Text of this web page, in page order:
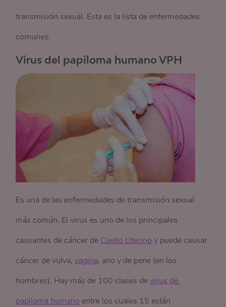
transmisión sexual. Esta es la lista de enfermedades
comunes:
Virus del papiloma humano VPH
Es una de las enfermedades de transmisión sexual
más común. El virus es uno de los principales
causantes de cáncer de Cuello Uterino y puede causar
cáncer de vulva,vagina, ano y de pene (en los
hombres). Hay más de 100 clases devirus de
papiloma humano entre los cuales 15 están